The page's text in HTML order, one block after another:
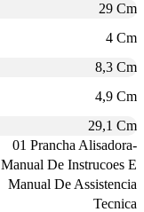
29 Cm
4 Cm
8,3 Cm
4,9 Cm
29,1 Cm
01 Prancha Alisadora-
Manual De Instrucoes E
Manual De Assistencia
Tecnica